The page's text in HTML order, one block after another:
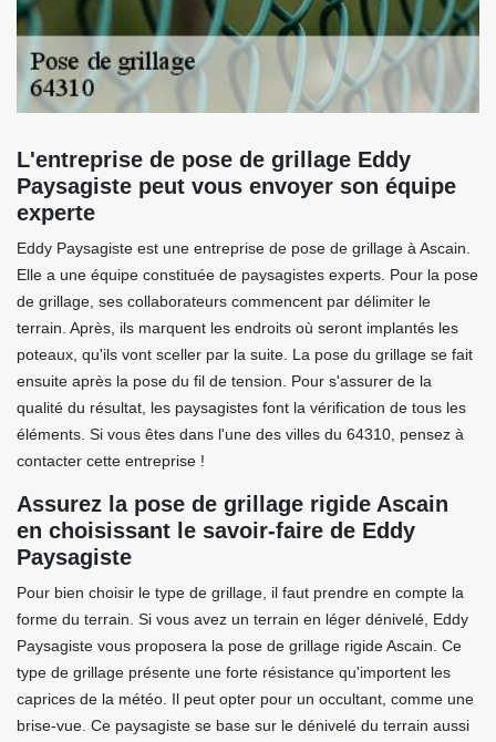
L'entreprise de pose de grillage Eddy
Paysagiste peut vous envoyer son équipe
experte
Eddy Paysagiste est une entreprise de pose de grillage à Ascain.
Elle a une équipe constituée de paysagistes experts. Pour la pose
de grillage, ses collaborateurs commencent par délimiter le
terrain. Après, ils marquent les endroits où seront implantés les
poteaux, qu'ils vont sceller par la suite. La pose du grillage se fait
ensuite après la pose du fil de tension. Pour s'assurer de la
qualité du résultat, les paysagistes font la vérification de tous les
éléments. Si vous êtes dans l'une des villes du 64310, pensez à
contacter cette entreprise !
Assurez la pose de grillage rigide Ascain
en choisissant le savoir-faire de Eddy
Paysagiste
Pour bien choisir le type de grillage, il faut prendre en compte la
forme du terrain. Si vous avez un terrain en léger dénivelé, Eddy
Paysagiste vous proposera la pose de grillage rigide Ascain. Ce
type de grillage présente une forte résistance qu'importent les
caprices de la météo. Il peut opter pour un occultant, comme une
brise-vue. Ce paysagiste se base sur le dénivelé du terrain aussi